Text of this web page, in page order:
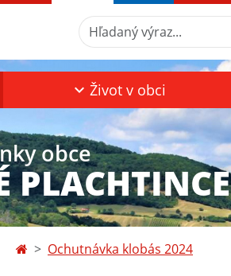
Hľadaný výraz...
Život v obci
obce
PLACHTINCE
Ochutnávka klobás 2024